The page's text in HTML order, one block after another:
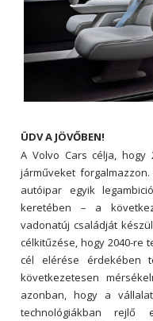
ÜDV A JÖVŐBEN!
A Volvo Cars célja, hogy
járműveket
autóipar egyik
keretében – a
vadonatúj családját
célkitűzése, hogy 2040-re
cél elérése érdekében
következetesen
azonban, hogy a
technológiákban rejlő